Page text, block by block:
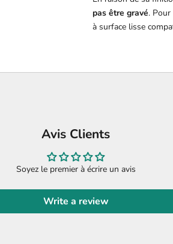
pas être gravé.
à surface lisse
Avis Clients
Soyez le premier à écrire un avis
Write a review